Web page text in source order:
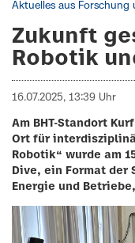
Aktuelles aus Forschung
Zukunft
Robotik
16.07.2025, 13:39 Uhr
Am BHT-Standort
Ort für
Robotik“ wurde am
Dive, ein Format
Energie und